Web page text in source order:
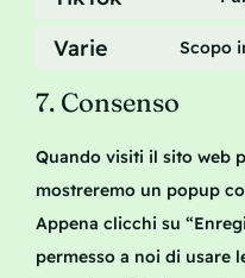
Varie Scopo
7. Consenso
Quando visiti il sito web
mostreremo un popup
Appena clicchi su
permesso a noi di usare